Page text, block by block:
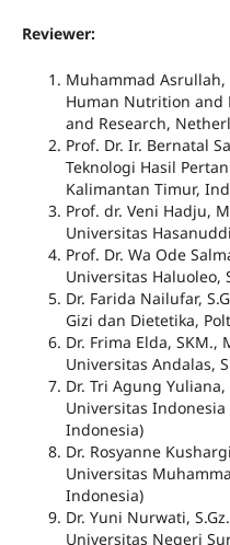
Reviewer:
Muhammad Asrullah,
Human Nutrition and
and Research,
Prof. Dr. Ir. Bernatal
Teknologi Hasil
Kalimantan Timur,
Prof. dr. Veni Hadju,
Universitas
Prof. Dr. Wa Ode
Universitas Haluoleo,
Dr. Farida Nailufar,
Gizi dan Dietetika,
Dr. Frima Elda, SKM.,
Universitas Andalas,
Dr. Tri Agung Yuliana,
Universitas Indonesia
Indonesia)
Dr. Rosyanne
Universitas
Indonesia)
Dr. Yuni Nurwati,
Universitas Negeri